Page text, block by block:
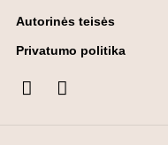
Autorinės teisės
Privatumo politika